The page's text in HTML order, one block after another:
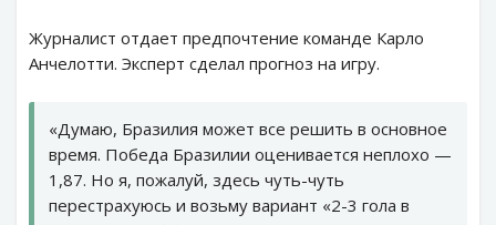
Журналист отдает предпочтение команде Карло
Анчелотти. Эксперт сделал прогноз на игру.
«Думаю, Бразилия может все решить в основное
время. Победа Бразилии оценивается неплохо —
1,87. Но я, пожалуй, здесь чуть-чуть
перестрахуюсь и возьму вариант «2-3 гола в